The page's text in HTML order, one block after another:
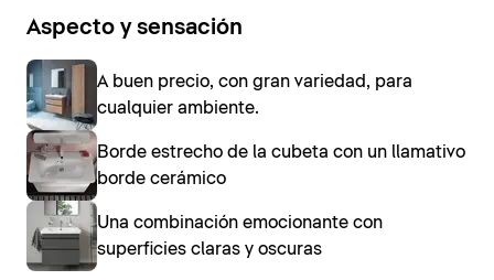
Aspecto y sensación
A buen precio, con gran variedad, para
cualquier ambiente.
Borde estrecho de la cubeta con un llamativo
borde cerámico
Una combinación emocionante con
superficies claras y oscuras